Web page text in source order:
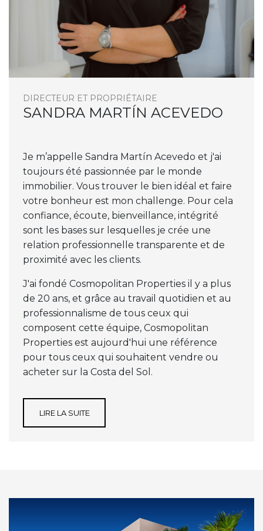
DIRECTEUR ET PROPRIÉTAIRE
SANDRA MARTÍN ACEVEDO
Je m’appelle Sandra Martín Acevedo et j'ai
toujours été passionnée par le monde
immobilier. Vous trouver le bien idéal et faire
votre bonheur est mon challenge. Pour cela
confiance, écoute, bienveillance, intégrité
sont les bases sur lesquelles je crée une
relation professionnelle transparente et de
proximité avec les clients.
J'ai fondé Cosmopolitan Properties il y a plus
de 20 ans, et grâce au travail quotidien et au
professionnalisme de tous ceux qui
composent cette équipe, Cosmopolitan
Properties est aujourd'hui une référence
pour tous ceux qui souhaitent vendre ou
acheter sur la Costa del Sol.
LIRE LA SUITE